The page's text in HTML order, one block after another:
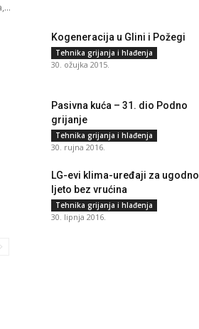
Kogeneracija u Glini i Požegi
Tehnika grijanja i hlađenja
30. ožujka 2015.
Pasivna kuća – 31. dio Podno
grijanje
Tehnika grijanja i hlađenja
30. rujna 2016.
LG-evi klima-uređaji za ugodno
ljeto bez vrućina
Tehnika grijanja i hlađenja
30. lipnja 2016.